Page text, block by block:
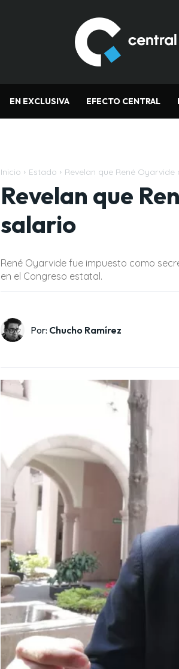
EN EXCLUSIVA EFECTO CENTRAL
Inicio Estado Revelan que René
Revelan que
salario
René Oyarvide fue impuesto como
en el Congreso estatal.
Por: Chucho Ramírez